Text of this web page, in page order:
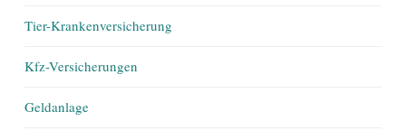
Tier-Krankenversicherung
Kfz-Versicherungen
Geldanlage